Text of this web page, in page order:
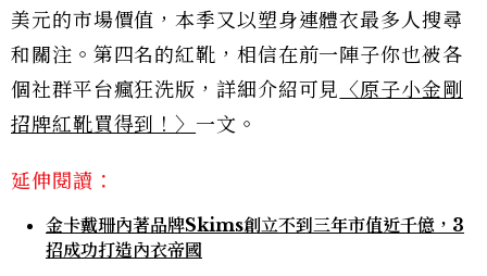
美元的市場價值，本季又以塑身連體衣最多人搜尋
和關注。第四名的紅靴，相信在前一陣子你也被各
個社群平台瘋狂洗版，詳細介紹可見 〈原子小金剛
招牌紅靴買得到！〉 一文。
延伸閱讀：
金卡戴珊內著品牌Skims創立不到三年市值近千億，3
招成功打造內衣帝國